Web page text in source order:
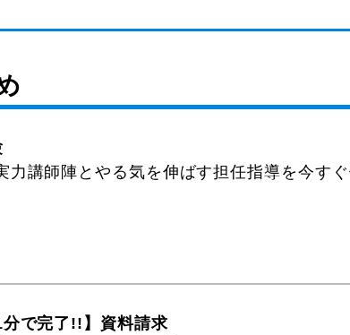
力講師陣とやる気を伸ばす担任指導を今す
分で完了!!】資料請求